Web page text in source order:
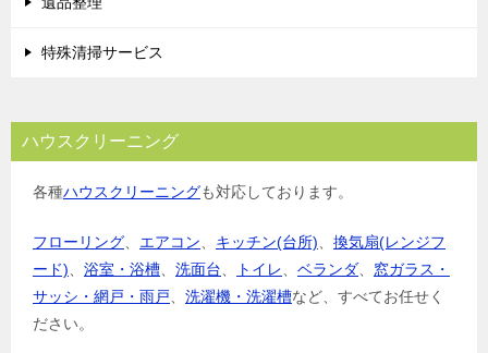
特殊清掃サービス
ハウスクリーニング
各種ハウスクリーニングも対応しております。
フローリング エアコン キッチン(台所)
換気扇(レンジフ
ード)
浴室・浴槽 洗面台 トイレ ベランダ
窓ガラス・
サッシ・網戸・雨戸
洗濯機・洗濯槽など、すべてお任せく
ださい。